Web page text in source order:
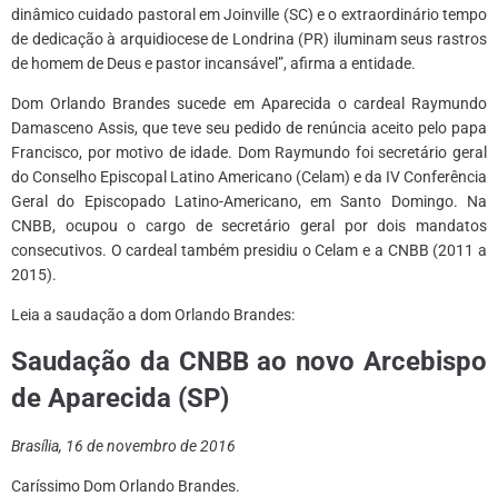
dinâmico cuidado pastoral em Joinville (SC) e o extraordinário tempo
de dedicação à arquidiocese de Londrina (PR) iluminam seus rastros
de homem de Deus e pastor incansável”, afirma a entidade.
Dom Orlando Brandes sucede em Aparecida o cardeal Raymundo
Damasceno Assis, que teve seu pedido de renúncia aceito pelo papa
Francisco, por motivo de idade. Dom Raymundo foi secretário geral
do Conselho Episcopal Latino Americano (Celam) e da IV Conferência
Geral do Episcopado Latino-Americano, em Santo Domingo. Na
CNBB, ocupou o cargo de secretário geral por dois mandatos
consecutivos. O cardeal também presidiu o Celam e a CNBB (2011 a
2015).
Leia a saudação a dom Orlando Brandes:
Saudação da CNBB ao novo Arcebispo
de Aparecida (SP)
Brasília, 16 de novembro de 2016
Caríssimo Dom Orlando Brandes.